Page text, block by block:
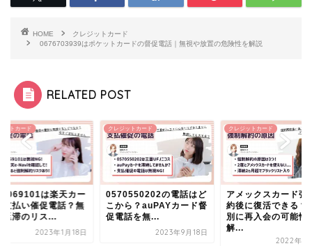
HOME
クレジットカード
0676703939はポケットカードの督促電話｜無視や放置の危険性を解説
RELATED POST
ットカード
は楽天カー
支払い催促電話？無
延滞のリス...
2023年1月18日
クレジットカード
0570550202の電話はど
こから？auPAYカード督
促電話を無...
2023年9月18日
クレジットカード
アメックスカード強
約後に復活できる？
別に再入会の可能性
解...
2022年10